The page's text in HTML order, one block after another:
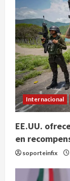
Internacional
EE.UU.
en
soporteinfix